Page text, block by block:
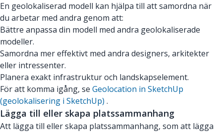
En geolokaliserad modell kan hjälpa till att samordna när
du arbetar med andra genom att:
Bättre anpassa din modell med andra geolokaliserade
modeller.
Samordna mer effektivt med andra designers, arkitekter
eller intressenter.
Planera exakt infrastruktur och landskapselement.
För att komma igång, se Geolocation in SketchUp
(geolokalisering i SketchUp) .
Lägga till eller skapa platssammanhang
Att lägga till eller skapa platssammanhang, som att lägga